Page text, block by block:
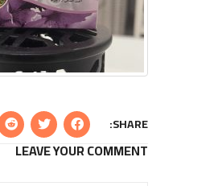
SHARE:
LEAVE YOUR COMMENT